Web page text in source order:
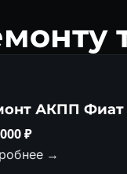
АКПП Фиат
₽
→